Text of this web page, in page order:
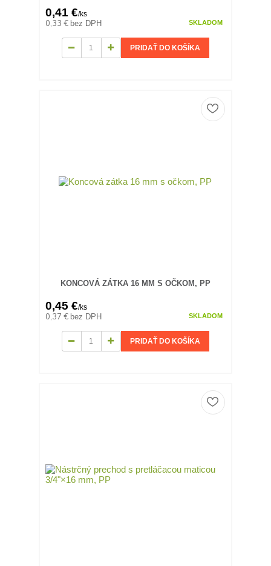
0,41 €/ks
0,33 € bez DPH SKLADOM
PRIDAŤ DO KOŠÍKA
KONCOVÁ ZÁTKA 16 MM S OČKOM, PP
0,45 €/ks
0,37 € bez DPH SKLADOM
PRIDAŤ DO KOŠÍKA